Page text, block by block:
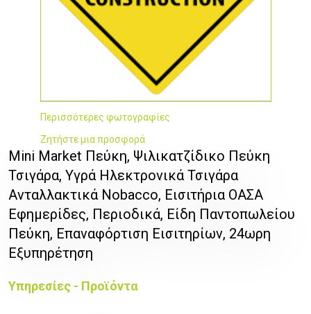
Περισσότερες φωτογραφίες
Ζητήστε μια προσφορά
Mini Market Πεύκη, Ψιλικατζίδικο Πεύκη
Τσιγάρα, Υγρά Ηλεκτρονικά Τσιγάρα
Ανταλλακτικά Nobacco, Εισιτήρια ΟΑΣΑ
Εφημερίδες, Περιοδικά, Είδη Παντοπωλείου
Πεύκη, Επαναφόρτιση Εισιτηρίων, 24ωρη
Εξυπηρέτηση
Υπηρεσίες - Προϊόντα